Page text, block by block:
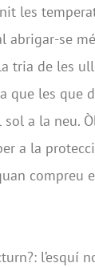
les
abrigar-se
tria de les
que les que
a la neu.
a la
compreu
l’esquí